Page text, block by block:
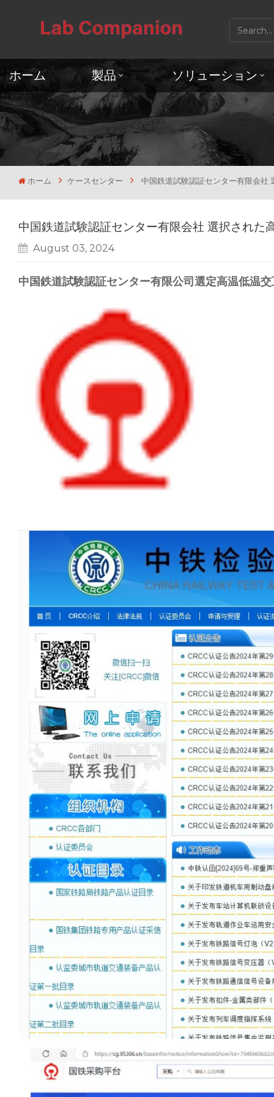
ホーム 製品 ソリューション
ホーム ケースセンター 中国鉄道試験認証センター有限会社
中国鉄道試験認証センター有限会社 選択された
August 03, 2024
中国鉄道試験認証センター有限公司選定高温低温